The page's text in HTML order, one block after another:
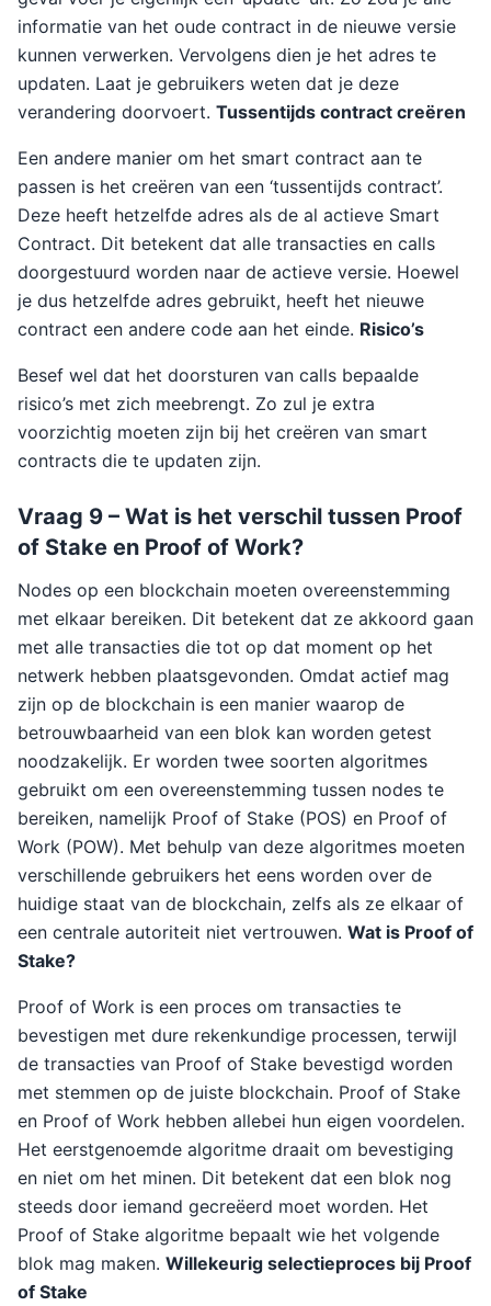
informatie van het oude contract in de nieuwe versie
kunnen verwerken. Vervolgens dien je het adres te
updaten. Laat je gebruikers weten dat je deze
verandering doorvoert. Tussentijds contract creëren
Een andere manier om het smart contract aan te
passen is het creëren van een ‘tussentijds contract’.
Deze heeft hetzelfde adres als de al actieve Smart
Contract. Dit betekent dat alle transacties en calls
doorgestuurd worden naar de actieve versie. Hoewel
je dus hetzelfde adres gebruikt, heeft het nieuwe
contract een andere code aan het einde. Risico’s
Besef wel dat het doorsturen van calls bepaalde
risico’s met zich meebrengt. Zo zul je extra
voorzichtig moeten zijn bij het creëren van smart
contracts die te updaten zijn.
Vraag 9 – Wat is het verschil tussen Proof
of Stake en Proof of Work?
Nodes op een blockchain moeten overeenstemming
met elkaar bereiken. Dit betekent dat ze akkoord gaan
met alle transacties die tot op dat moment op het
netwerk hebben plaatsgevonden. Omdat actief mag
zijn op de blockchain is een manier waarop de
betrouwbaarheid van een blok kan worden getest
noodzakelijk. Er worden twee soorten algoritmes
gebruikt om een overeenstemming tussen nodes te
bereiken, namelijk Proof of Stake (POS) en Proof of
Work (POW). Met behulp van deze algoritmes moeten
verschillende gebruikers het eens worden over de
huidige staat van de blockchain, zelfs als ze elkaar of
een centrale autoriteit niet vertrouwen. Wat is Proof of
Stake?
Proof of Work is een proces om transacties te
bevestigen met dure rekenkundige processen, terwijl
de transacties van Proof of Stake bevestigd worden
met stemmen op de juiste blockchain. Proof of Stake
en Proof of Work hebben allebei hun eigen voordelen.
Het eerstgenoemde algoritme draait om bevestiging
en niet om het minen. Dit betekent dat een blok nog
steeds door iemand gecreëerd moet worden. Het
Proof of Stake algoritme bepaalt wie het volgende
blok mag maken. Willekeurig selectieproces bij Proof
of Stake